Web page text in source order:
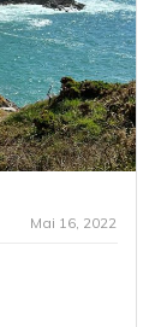
Mai 16, 2022